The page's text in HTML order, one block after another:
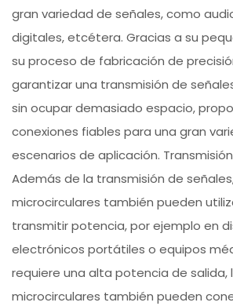
gran variedad de señales, como
digitales, etcétera. Gracias a su
su proceso de fabricación de
garantizar una transmisión de
sin ocupar demasiado espacio,
conexiones fiables para una gran
escenarios de aplicación.
Además de la transmisión de
microcirculares también pueden
transmitir potencia, por ejemplo en
electrónicos portátiles o equipos
requiere una alta potencia de salida,
microcirculares también pueden